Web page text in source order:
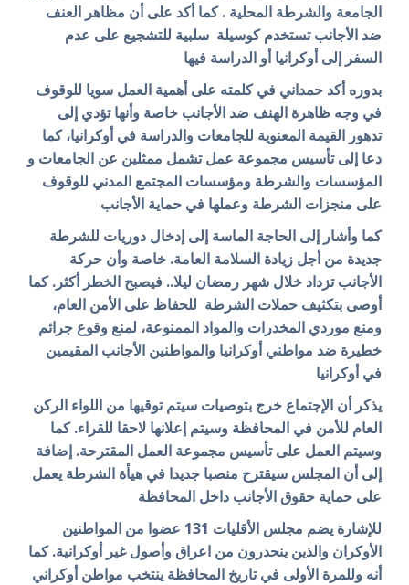
الجامعة والشرطة المحلية . كما أكد على أن مظاهر العنف
ضد الأجانب تستخدم كوسيلة سلبية للتشجيع على عدم
السفر إلى أوكرانيا أو الدراسة فيها
بدوره أكد حمداني في كلمته على أهمية العمل سويا للوقوف
في وجه ظاهرة الهنف ضد الأجانب خاصة وأنها تؤدي إلى
تدهور القيمة المعنوية للجامعات والدراسة في أوكرانيا، كما
دعا إلى تأسيس مجموعة عمل تشمل ممثلين عن الجامعات و
المؤسسات والشرطة ومؤسسات المجتمع المدني للوقوف
على منجزات الشرطة وعملها في حماية الأجانب
كما وأشار إلى الحاجة الماسة إلى إدخال دوريات للشرطة
جديدة من أجل زيادة السلامة العامة. خاصة وأن حركة
الأجانب تزداد خلال شهر رمضان ليلا.. فيصبح الخطر أكثر. كما
أوصى بتكثيف حملات الشرطة للحفاظ على الأمن العام،
ومنع موردي المخدرات والمواد الممنوعة، لمنع وقوع جرائم
خطيرة ضد مواطني أوكرانيا والمواطنين الأجانب المقيمين
في أوكرانيا
يذكر أن الإجتماع خرج بتوصيات سيتم توقيها من اللواء الركن
العام للأمن في المحافظة وسيتم إعلانها لاحقا للقراء. كما
وسيتم العمل على تأسيس مجموعة العمل المقترحة. إضافة
إلى أن المجلس سيقترح منصبا جديدا في هيأة الشرطة يعمل
على حماية حقوق الأجانب داخل المحافظة
للإشارة يضم مجلس الأقليات 131 عضوا من المواطنين
الأوكران والذين ينحدرون من اعراق وأصول غير أوكرانية. كما
أنه وللمرة الأولى في تاريخ المحافظة ينتخب مواطن أوكراني